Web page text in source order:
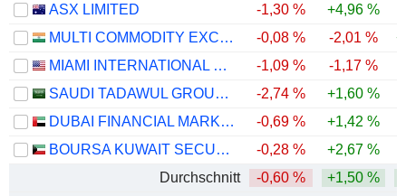
ASX LIMITED
-1,30 % +4,96 %
MULTI COMMODITY EXCHANGE OF INDIA LIMITED
-0,08 % -2,01 %
MIAMI INTERNATIONAL HOLDINGS, INC.
-1,09 %
-1,17 %
SAUDI TADAWUL GROUP HOLDING COMPANY
-2,74 % +1,60 %
DUBAI FINANCIAL MARKET
-0,69 % +1,42 %
BOURSA KUWAIT SECURITIES COMPANY K.P.S.C.
-0,28 % +2,67 %
Durchschnitt
-0,60 % +1,50 %